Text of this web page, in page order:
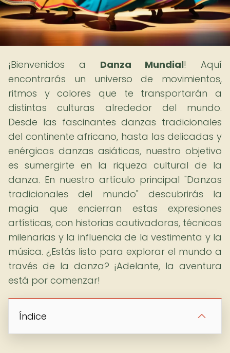
¡Bienvenidos a Danza Mundial! Aquí
encontrarás un universo de movimientos,
ritmos y colores que te transportarán a
distintas culturas alrededor del mundo.
Desde las fascinantes danzas tradicionales
del continente africano, hasta las delicadas y
enérgicas danzas asiáticas, nuestro objetivo
es sumergirte en la riqueza cultural de la
danza. En nuestro artículo principal "Danzas
tradicionales del mundo" descubrirás la
magia que encierran estas expresiones
artísticas, con historias cautivadoras, técnicas
milenarias y la influencia de la vestimenta y la
música. ¿Estás listo para explorar el mundo a
través de la danza? ¡Adelante, la aventura
está por comenzar!
Índice